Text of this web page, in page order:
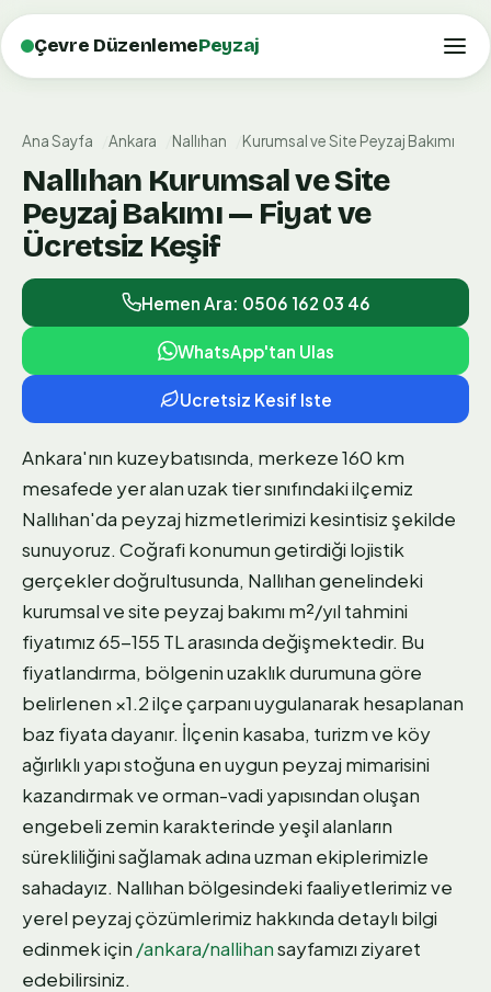
Çevre DüzenlemePeyzaj
Ana Sayfa Ankara Nallıhan Kurumsal ve Site Peyzaj Bakımı
Nallıhan Kurumsal ve Site
Peyzaj Bakımı — Fiyat ve
Ücretsiz Keşif
Hemen Ara: 0506 162 03 46
WhatsApp'tan Ulas
Ucretsiz Kesif Iste
Ankara'nın kuzeybatısında, merkeze 160 km
mesafede yer alan uzak tier sınıfındaki ilçemiz
Nallıhan'da peyzaj hizmetlerimizi kesintisiz şekilde
sunuyoruz. Coğrafi konumun getirdiği lojistik
gerçekler doğrultusunda, Nallıhan genelindeki
kurumsal ve site peyzaj bakımı m²/yıl tahmini
fiyatımız 65-155 TL arasında değişmektedir. Bu
fiyatlandırma, bölgenin uzaklık durumuna göre
belirlenen ×1.2 ilçe çarpanı uygulanarak hesaplanan
baz fiyata dayanır. İlçenin kasaba, turizm ve köy
ağırlıklı yapı stoğuna en uygun peyzaj mimarisini
kazandırmak ve orman-vadi yapısından oluşan
engebeli zemin karakterinde yeşil alanların
sürekliliğini sağlamak adına uzman ekiplerimizle
sahadayız. Nallıhan bölgesindeki faaliyetlerimiz ve
yerel peyzaj çözümlerimiz hakkında detaylı bilgi
edinmek için /ankara/nallihansayfamızı ziyaret
edebilirsiniz.